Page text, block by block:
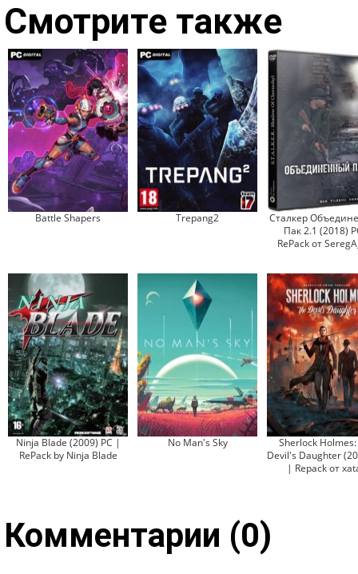
Смотрите также
Battle Shapers Trepang2
Сталкер
Пак 2.1 (2018)
RePack от
Ninja Blade (2009) PC |
RePack by Ninja Blade
No Man's Sky
Sherlock Holmes:
Devil's Daughter
| Repack от
Комментарии (0)